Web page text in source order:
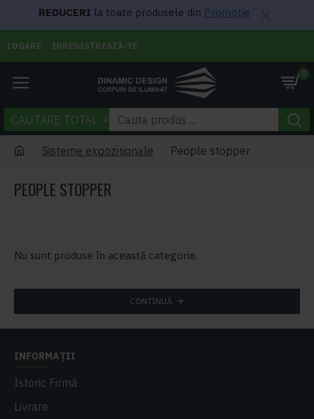
REDUCERI la toate produsele din Promotie
LOGARE INREGISTREAZĂ-TE
0
CAUTARE TOTAL
Sisteme expoziționale People stopper
PEOPLE STOPPER
Nu sunt produse în această categorie.
CONTINUĂ
INFORMAȚII
Istoric Firmă
Livrare